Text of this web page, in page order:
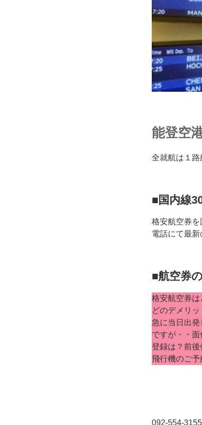
能登空
全就航は１
■国内線
格安航空券
電話にて最新
■航空券
格安航空券
どのデメリ
急に当日出
ですが・・
登録は？前
飛行機のご予
092-554-